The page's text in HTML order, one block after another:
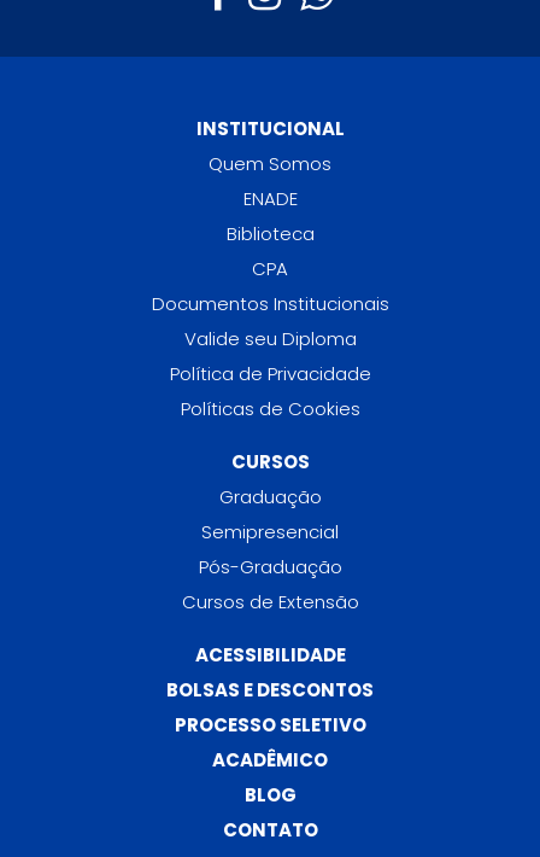
INSTITUCIONAL
Quem Somos
ENADE
Biblioteca
CPA
Documentos Institucionais
Valide seu Diploma
Política de Privacidade
Políticas de Cookies
CURSOS
Graduação
Semipresencial
Pós-Graduação
Cursos de Extensão
ACESSIBILIDADE
BOLSAS E DESCONTOS
PROCESSO SELETIVO
ACADÊMICO
BLOG
CONTATO